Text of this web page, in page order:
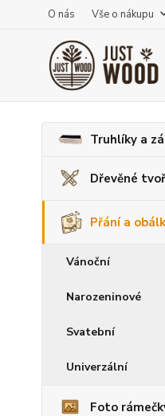
O nás Vše o nákupu
Truhlíky a
Dřevěné
Přání a
Vánoční
Narozeninové
Svatební
Univerzální
Foto